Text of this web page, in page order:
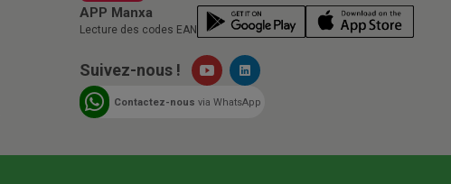
APP Manxa
Lecture des codes EAN
Suivez-nous !
Contactez-nous via WhatsApp